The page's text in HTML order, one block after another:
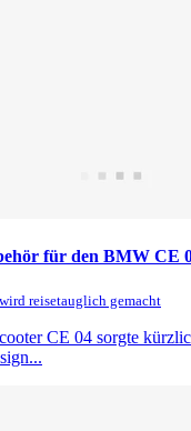
für den BMW CE
reisetauglich gemacht
CE 04 sorgte